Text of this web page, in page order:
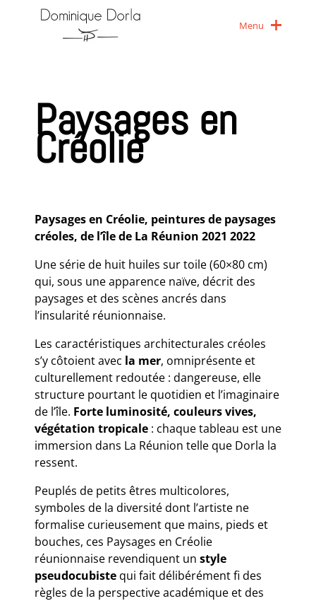
Menu
Paysages en
Créolie
Paysages en Créolie, peintures de paysages
créoles, de l’île de La Réunion 2021 2022
Une série de huit huiles sur toile (60×80 cm)
qui, sous une apparence naïve, décrit des
paysages et des scènes ancrés dans
l’insularité réunionnaise.
Les caractéristiques architecturales créoles
s’y côtoient avec la mer, omniprésente et
culturellement redoutée : dangereuse, elle
structure pourtant le quotidien et l’imaginaire
de l’île. Forte luminosité, couleurs vives,
végétation tropicale : chaque tableau est une
immersion dans La Réunion telle que Dorla la
ressent.
Peuplés de petits êtres multicolores,
symboles de la diversité dont l’artiste ne
formalise curieusement que mains, pieds et
bouches, ces Paysages en Créolie
réunionnaise revendiquent un style
pseudocubiste qui fait délibérément fi des
règles de la perspective académique et des